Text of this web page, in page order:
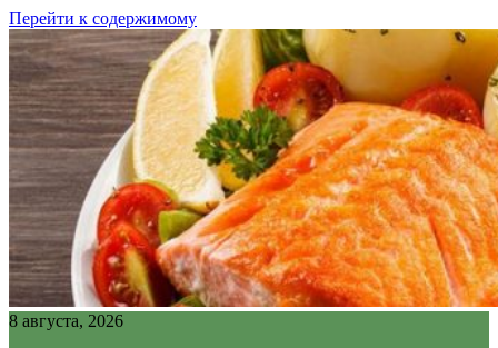
Перейти к содержимому
8 августа, 2026